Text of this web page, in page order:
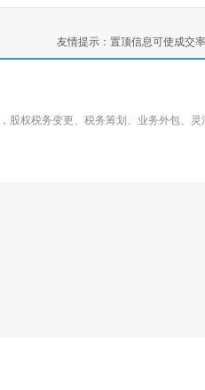
友情提示：置顶信息可使成交
股权税务变更、税务筹划、业务外包、灵